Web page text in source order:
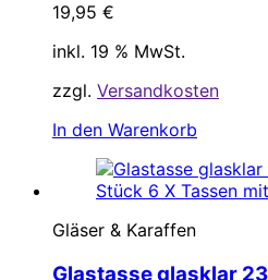
19,95 €
inkl. 19 % MwSt.
zzgl. Versandkosten
In den Warenkorb
Gläser & Karaffen
Glastasse glasklar